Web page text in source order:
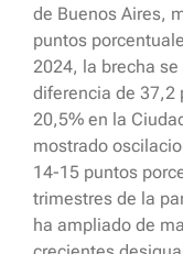
de Buenos Aires,
puntos
2024, la brecha
diferencia de 37,2
20,5% en la
mostrado
14-15 puntos
trimestres de la
ha ampliado de